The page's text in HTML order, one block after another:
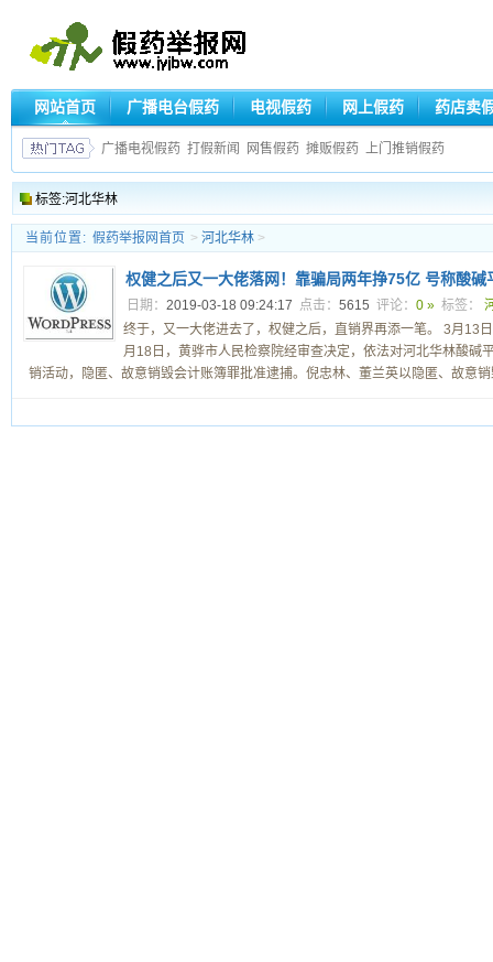
网站首页 广播电台假药 电视假药 网上假药 药店卖
广播电视假药 打假新闻 网售假药 摊贩假药 上门推销假药
标签:河北华林
当前位置: 假药举报网首页 > 河北华林 >
权健之后又一大佬落网！靠骗局两年挣75亿 号称酸碱
日期： 2019-03-18 09:24:17 点击： 5615 评论： 0 » 标签：
终于，又一大佬进去了，权健之后，直销界再添一笔。 3月13
月18日，黄骅市人民检察院经审查决定，依法对河北华林酸碱
销活动，隐匿、故意销毁会计账簿罪批准逮捕。倪忠林、董兰英以隐匿、故意